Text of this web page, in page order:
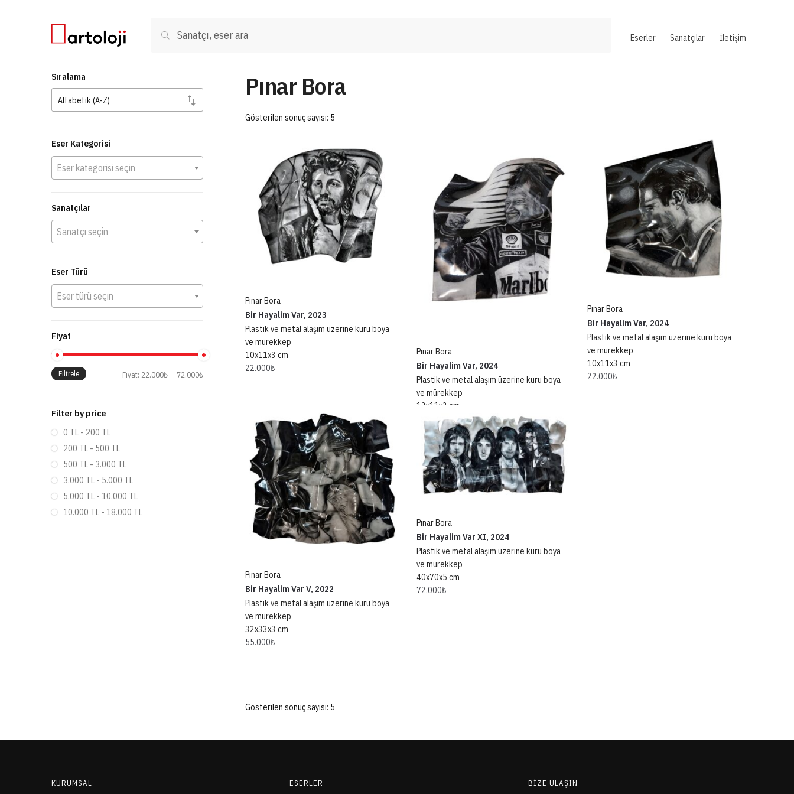
Ara
Eserler Sanatçılar İletişim
Pınar Bora
Gösterilen sonuç sayısı: 5
Pınar Bora
Bir Hayalim Var, 2023
Plastik ve metal alaşım üzerine kuru boya
ve mürekkep
10x11x3 cm
22.000₺
Pınar Bora
Bir Hayalim Var, 2024
Plastik ve metal alaşım üzerine kuru boya
ve mürekkep
12x11x3 cm
22.000 ₺
Pınar Bora
Bir Hayalim Var, 2024
Plastik ve metal alaşım üzerine kuru boya
ve mürekkep
10x11x3 cm
22.000₺
Pınar Bora
Bir Hayalim Var V, 2022
Plastik ve metal alaşım üzerine kuru boya
ve mürekkep
32x33x3 cm
55.000₺
Pınar Bora
Bir Hayalim Var XI, 2024
Plastik ve metal alaşım üzerine kuru boya
ve mürekkep
40x70x5 cm
72.000₺
Gösterilen sonuç sayısı: 5
Sıralama
Eser Kategorisi
Eser kategorisi seçin
Sanatçılar
Sanatçı seçin
Eser Türü
Eser türü seçin
Fiyat
Filtrele Fiyat: 22.000₺— 72.000₺
Filter by price
0 TL - 200 TL
200 TL - 500 TL
500 TL - 3.000 TL
3.000 TL - 5.000 TL
5.000 TL - 10.000 TL
10.000 TL - 18.000 TL
KURUMSAL ESERLER BIZE ULAŞIN